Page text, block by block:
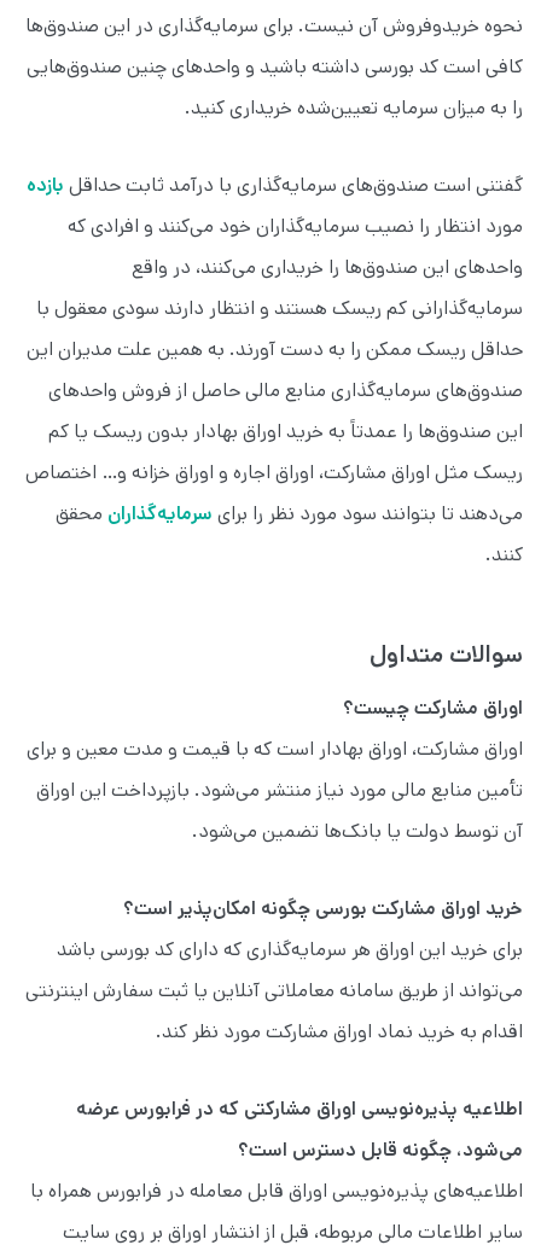
نحوه خریدوفروش آن نیست. برای سرمایه‌گذاری در این صندوق‌ها
کافی است کد بورسی داشته باشید و واحدهای چنین صندوق‌هایی
را به میزان سرمایه تعیین‌شده خریداری کنید.
گفتنی است صندوق‌های سرمایه‌گذاری با درآمد ثابت حداقل بازده
مورد انتظار را نصیب سرمایه‌گذاران خود می‌کنند و افرادی که
واحدهای این صندوق‌ها را خریداری می‌‏کنند‏، در واقع
سرمایه‌گذارانی کم ریسک هستند و انتظار دارند سودی معقول با
حداقل ریسک ممکن را به دست آورند. به همین علت مدیران این
صندوق‌های سرمایه‌گذاری منابع مالی حاصل از فروش واحدهای
این صندوق‌ها را عمدتاً به خرید اوراق بهادار بدون ریسک یا کم
ریسک مثل اوراق مشارکت، اوراق اجاره و اوراق خزانه و… اختصاص
می‌‏دهند تا بتوانند سود مورد نظر را برای سرمایه‌گذاران محقق
کنند.
سوالات متداول
اوراق مشارکت چیست؟
اوراق مشارکت، اوراق بهادار است که با قیمت و مدت معین ‌و برای
تأمین منابع مالی مورد نیاز منتشر می‌شود. باز‌پرداخت این اوراق
آن توسط دولت یا بانک‌ها تضمین می‌شود.
خرید اوراق مشارکت بورسی چگونه امکان‌پذیر است؟
برای خرید این اوراق هر سرمایه‌گذاری که دارای کد بورسی باشد
می‌تواند از طریق سامانه معاملاتی آنلاین یا ثبت سفارش اینترنتی
اقدام به خرید نماد اوراق مشارکت مورد نظر کند.
اطلاعیه پذیره‌نویسی اوراق مشارکتی که در فرابورس عرضه
می‌شود، چگونه قابل دسترس است؟
اطلاعیه‌های پذیره‌نویسی اوراق قابل معامله در فرابورس همراه با
سایر اطلاعات مالی مربوطه، قبل از انتشار اوراق بر روی سایت